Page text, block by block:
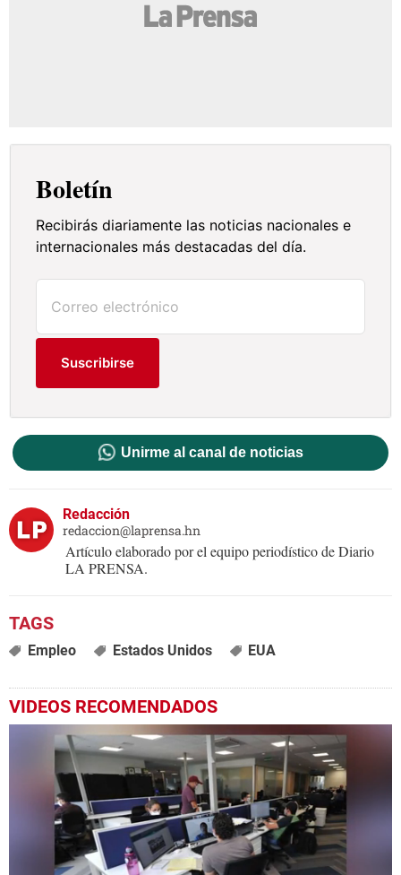
Boletín
Recibirás diariamente las noticias nacionales e
internacionales más destacadas del día.
Suscribirse
Unirme al canal de noticias
Redacción
redaccion@laprensa.hn
Artículo elaborado por el equipo periodístico de Diario
LA PRENSA.
Empleo Estados Unidos EUA
VIDEOS RECOMENDADOS